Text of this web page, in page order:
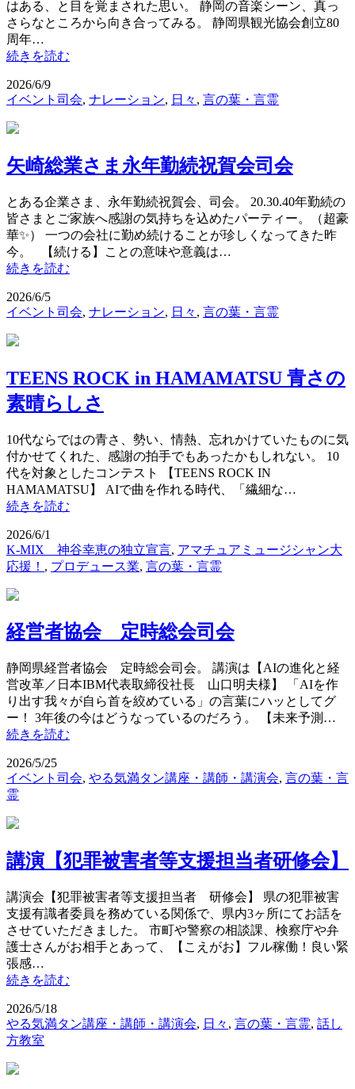
はある、と目を覚まされた思い。 静岡の音楽シーン、真っ
さらなところから向き合ってみる。 静岡県観光協会創立80
周年…
続きを読む
2026/6/9
イベント司会, ナレーション, 日々 , 言の葉・言霊
矢崎総業さま永年勤続祝賀会司会
とある企業さま、永年勤続祝賀会、司会。 20.30.40年勤続の
皆さまとご家族へ感謝の気持ちを込めたパーティー。（超豪
華✨） 一つの会社に勤め続けることが珍しくなってきた昨
今。 【続ける】ことの意味や意義は…
続きを読む
2026/6/5
イベント司会, ナレーション, 日々 , 言の葉・言霊
TEENS ROCK in HAMAMATSU 青さの
素晴らしさ
10代ならではの青さ、勢い、情熱、忘れかけていたものに気
付かせてくれた、感謝の拍手でもあったかもしれない。 10
代を対象としたコンテスト 【TEENS ROCK IN
HAMAMATSU】 AIで曲を作れる時代、「繊細な…
続きを読む
2026/6/1
K-MIX 神谷幸恵の独立宣言, アマチュアミュージシャン大
応援！ , プロデュース業, 言の葉・言霊
経営者協会 定時総会司会
静岡県経営者協会 定時総会司会。 講演は【AIの進化と経
営改革／日本IBM代表取締役社長 山口明夫様】 「AIを作
り出す我々が自ら首を絞めている」の言葉にハッとしてグ
ー！ 3年後の今はどうなっているのだろう。 【未来予測…
続きを読む
2026/5/25
イベント司会, やる気満タン講座・講師・講演会, 言の葉・言
霊
講演【犯罪被害者等支援担当者研修会】
講演会【犯罪被害者等支援担当者 研修会】 県の犯罪被害
支援有識者委員を務めている関係で、県内3ヶ所にてお話を
させていただきました。 市町や警察の相談課、検察庁や弁
護士さんがお相手とあって、【こえがお】フル稼働！良い緊
張感…
続きを読む
2026/5/18
やる気満タン講座・講師・講演会, 日々 , 言の葉・言霊, 話し
方教室